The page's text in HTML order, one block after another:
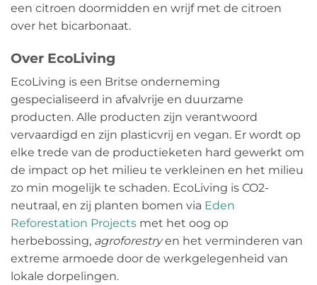
een citroen doormidden en wrijf met de citroen
over het bicarbonaat.
Over EcoLiving
EcoLiving is een Britse onderneming
gespecialiseerd in afvalvrije en duurzame
producten. Alle producten zijn verantwoord
vervaardigd en zijn plasticvrij en vegan. Er wordt op
elke trede van de productieketen hard gewerkt om
de impact op het milieu te verkleinen en het milieu
zo min mogelijk te schaden. EcoLiving is CO2-
neutraal, en zij planten bomen via Eden
Reforestation Projects met het oog op
herbebossing, agroforestryen het verminderen van
extreme armoede door de werkgelegenheid van
lokale dorpelingen.